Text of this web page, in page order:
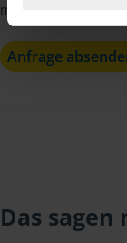
mit Ihnen in
Anfrage
Das